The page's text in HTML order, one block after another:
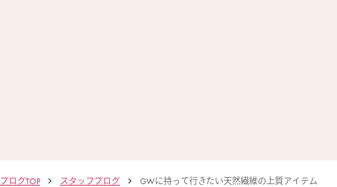
ブログTOP スタッフブログ GWに持って行きたい天然繊維の上質アイテム